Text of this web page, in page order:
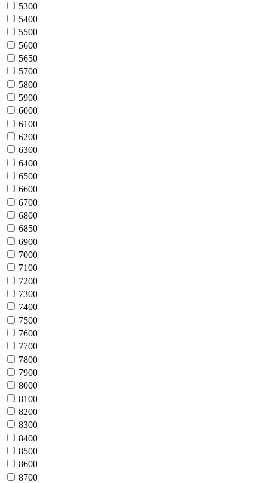
5300
5400
5500
5600
5650
5700
5800
5900
6000
6100
6200
6300
6400
6500
6600
6700
6800
6850
6900
7000
7100
7200
7300
7400
7500
7600
7700
7800
7900
8000
8100
8200
8300
8400
8500
8600
8700